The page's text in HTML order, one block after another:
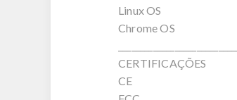
Linux OS
Chrome OS
CERTIFICAÇÕES
CE